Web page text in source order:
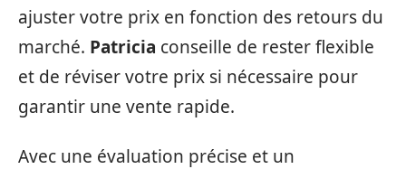
ajuster votre prix en fonction des retours du
marché. Patricia conseille de rester flexible
et de réviser votre prix si nécessaire pour
garantir une vente rapide.
Avec une évaluation précise et un